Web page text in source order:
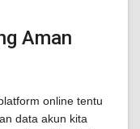
Aman
online tentu
data akun kita